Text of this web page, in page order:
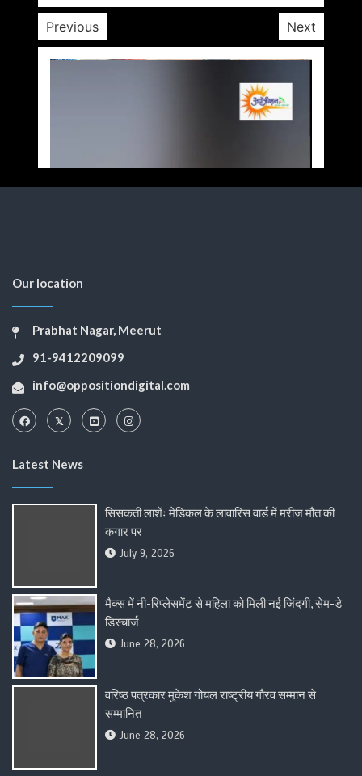
Previous Next
Our location
Prabhat Nagar, Meerut
91-9412209099
info@oppositiondigital.com
Latest News
सिसकती लाशेंः मेडिकल के लावारिस वार्ड में मरीज मौत की
कगार पर
July 9, 2026
मैक्स में नी-रिप्लेसमेंट से महिला को मिली नई जिंदगी, सेम-डे
डिस्चार्ज
June 28, 2026
वरिष्ठ पत्रकार मुकेश गोयल राष्ट्रीय गौरव सम्मान से
सम्मानित
June 28, 2026